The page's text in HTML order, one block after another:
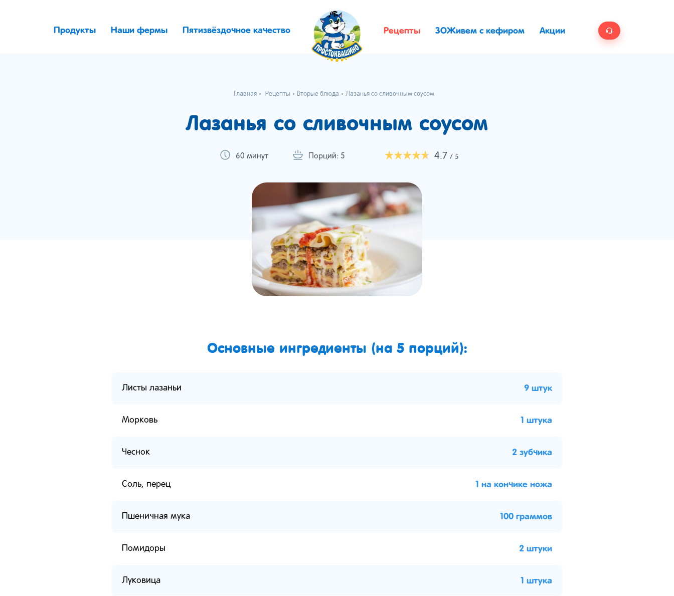
Продукты Наши фермы Пятизвёздочное качество Рецепты ЗОЖивем с кефиром Акции
Главная Рецепты Вторые блюда Лазанья со сливочным соусом
Лазанья со сливочным соусом
60 минут Порций: 5 4.7 / 5
Основные ингредиенты (на 5 порций):
Листы лазаньи 9 штук
Морковь 1 штука
Чеснок 2 зубчика
Соль, перец 1 на кончике ножа
Пшеничная мука 100 граммов
Помидоры 2 штуки
Луковица 1 штука